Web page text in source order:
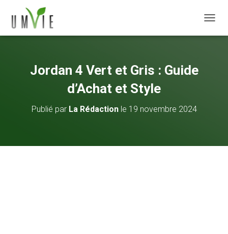
Jordan 4 Vert et Gris : Guide
d’Achat et Style
Publié par La Rédactionle 19 novembre 2024